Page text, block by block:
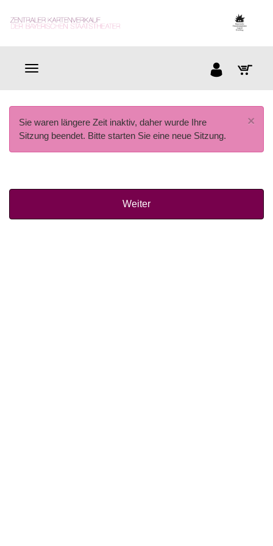
×
Sie waren längere Zeit inaktiv, daher wurde Ihre
Sitzung beendet. Bitte starten Sie eine neue Sitzung.
Weiter